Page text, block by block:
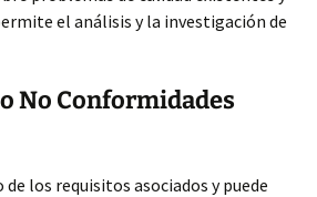
el análisis y la investigación de
No Conformidades
los requisitos asociados y puede